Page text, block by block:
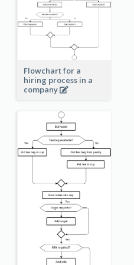
Flowchart for a
hiring process in a
company